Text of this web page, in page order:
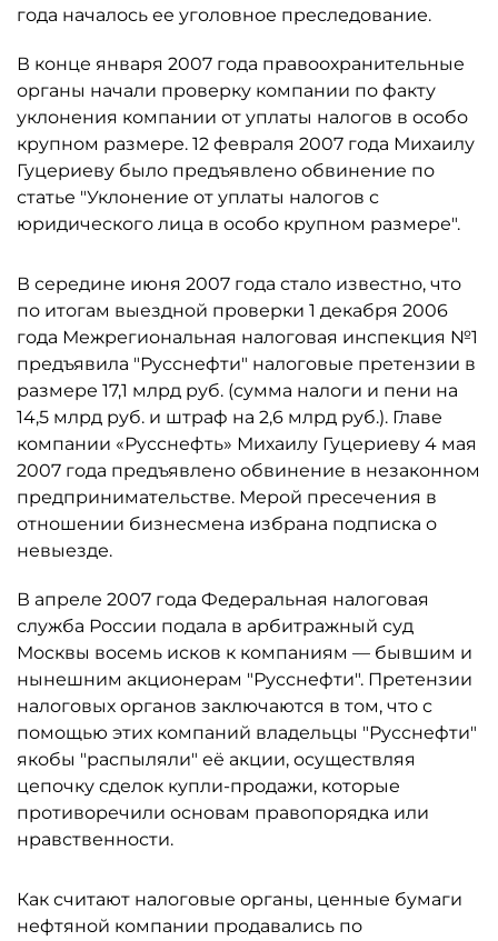
года началось ее уголовное преследование.
В конце января 2007 года правоохранительные
органы начали проверку компании по факту
уклонения компании от уплаты налогов в особо
крупном размере. 12 февраля 2007 года Михаилу
Гуцериеву было предъявлено обвинение по
статье "Уклонение от уплаты налогов с
юридического лица в особо крупном размере".
В середине июня 2007 года стало известно, что
по итогам выездной проверки 1 декабря 2006
года Межрегиональная налоговая инспекция №1
предъявила "Русснефти" налоговые претензии в
размере 17,1 млрд руб. (сумма налоги и пени на
14,5 млрд руб. и штраф на 2,6 млрд руб.). Главе
компании «Русснефть» Михаилу Гуцериеву 4 мая
2007 года предъявлено обвинение в незаконном
предпринимательстве. Мерой пресечения в
отношении бизнесмена избрана подписка о
невыезде.
В апреле 2007 года Федеральная налоговая
служба России подала в арбитражный суд
Москвы восемь исков к компаниям — бывшим и
нынешним акционерам "Русснефти". Претензии
налоговых органов заключаются в том, что с
помощью этих компаний владельцы "Русснефти"
якобы "распыляли" её акции, осуществляя
цепочку сделок купли-продажи, которые
противоречили основам правопорядка или
нравственности.
Как считают налоговые органы, ценные бумаги
нефтяной компании продавались по